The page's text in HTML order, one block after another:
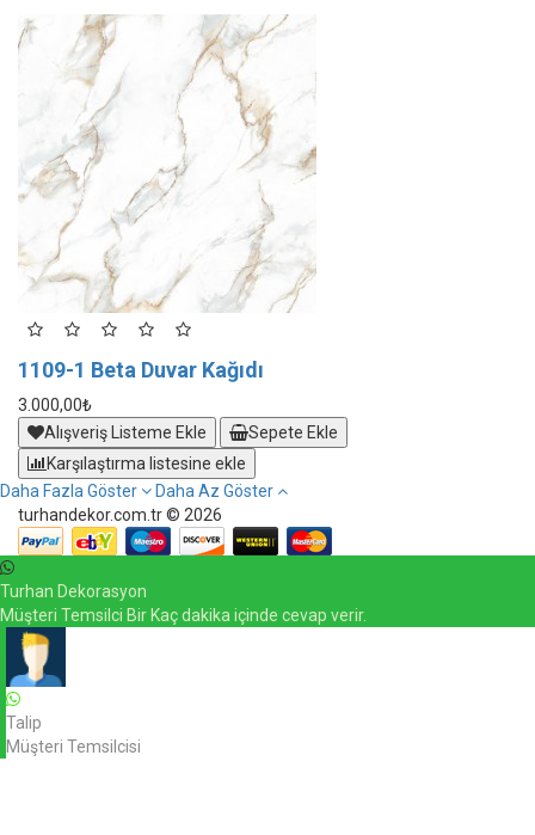
1109-1 Beta Duvar Kağıdı
3.000,00₺
Alışveriş Listeme Ekle
Sepete Ekle
Karşılaştırma listesine ekle
Daha Fazla Göster
Daha Az Göster
turhandekor.com.tr © 2026
Turhan Dekorasyon
Müşteri Temsilci Bir Kaç dakika içinde cevap verir.
Talip
Müşteri Temsilcisi